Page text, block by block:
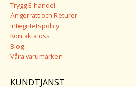
Trygg E-handel
Ångerrätt och Returer
Integritetspolicy
Kontakta oss
Blog
Våra varumärken
KUNDTJÄNST